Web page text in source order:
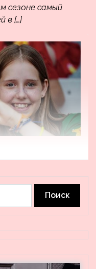
сезоне самый
в […]